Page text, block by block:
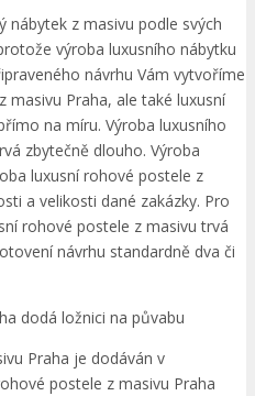
nábytek z masivu podle svých
výroba luxusního nábytku
návrhu Vám vytvoříme
masivu Praha, ale také luxusní
na míru. Výroba luxusního
zbytečně dlouho. Výroba
luxusní rohové postele z
a velikosti dané zakázky. Pro
rohové postele z masivu trvá
návrhu standardně dva či
dodá ložnici na půvabu
Praha je dodáván v
postele z masivu Praha